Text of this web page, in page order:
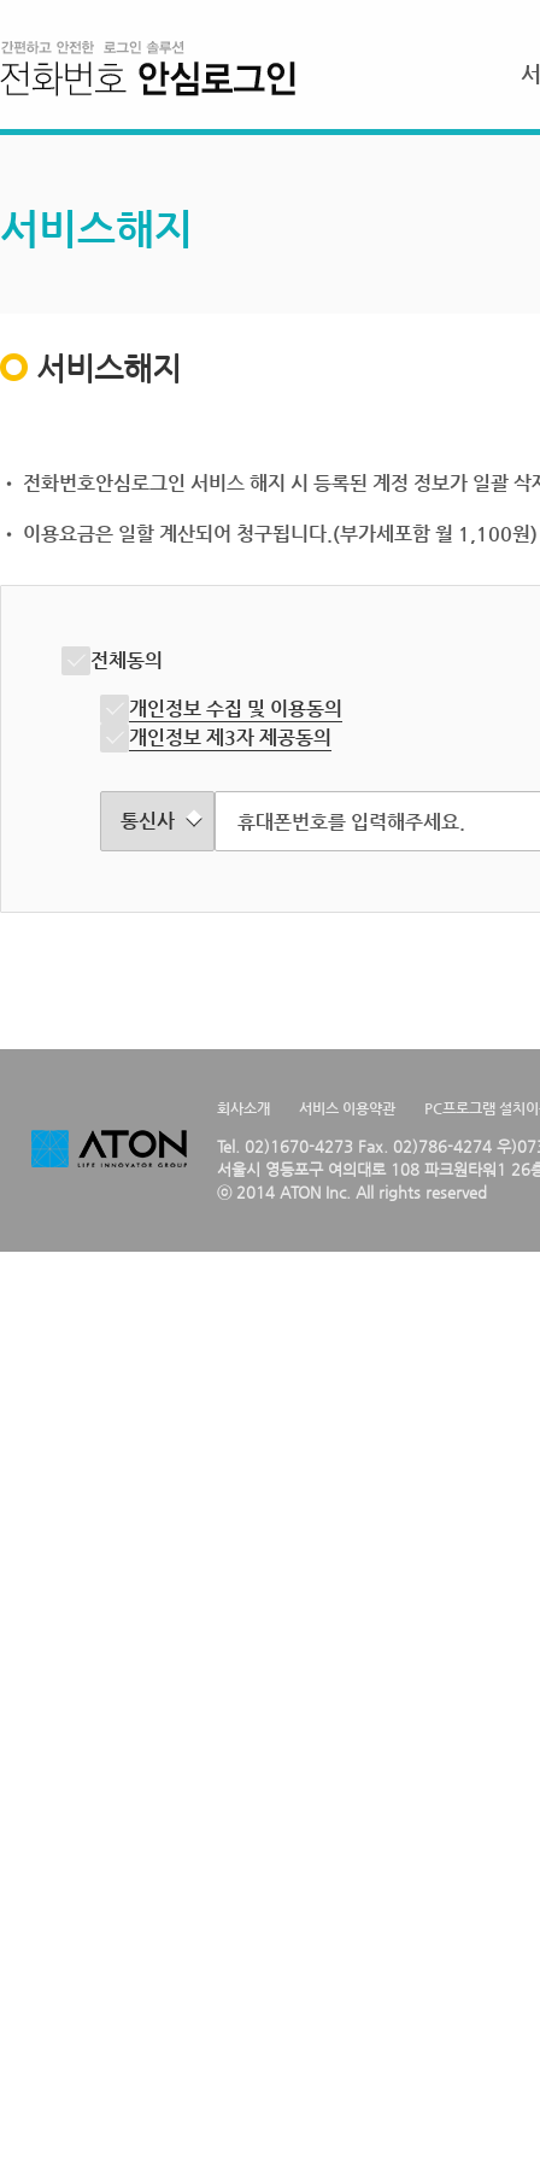
서비스해지
서비스해지
• 전화번호안심로그인 서비스 해지 시 등록된 계정 정보가 일괄
• 이용요금은 일할 계산되어 청구됩니다.(부가세포함 월 1,100원)
전체동의
개인정보 수집 및 이용동의
개인정보 제3자 제공동의
회사소개 서비스 이용약관 PC프로그램 설치
Tel. 02)1670-4273 Fax. 02)786-4274 우
서울시 영등포구 여의대로 108 파크원타워1 26
ⓒ 2014 ATON Inc. All rights reserved